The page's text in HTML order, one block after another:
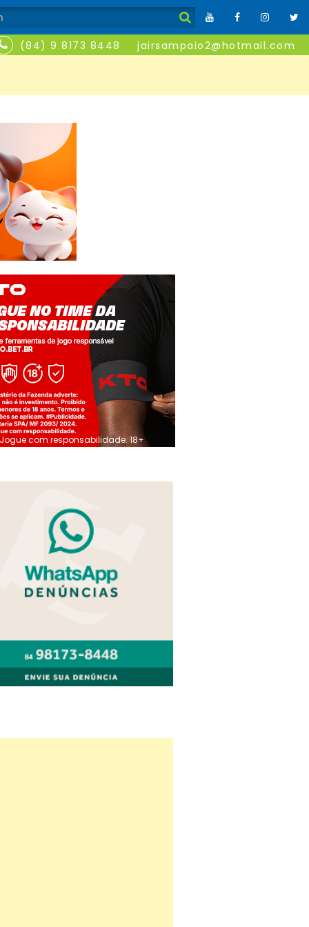
(84) 9 8173 8448 jairsampaio2@hotmail.com
Jogue com responsabilidade. 18+